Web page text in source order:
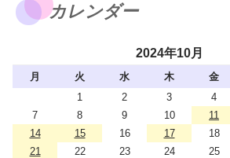
カレンダー
2024年10月
月 火 水 木 金
1
2 3 4
7
8 9 10 11
14
15 16 17 18
21
22 23 24 25